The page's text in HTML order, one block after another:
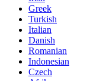
Greek
Turkish
Italian
Danish
Romanian
Indonesian
Czech